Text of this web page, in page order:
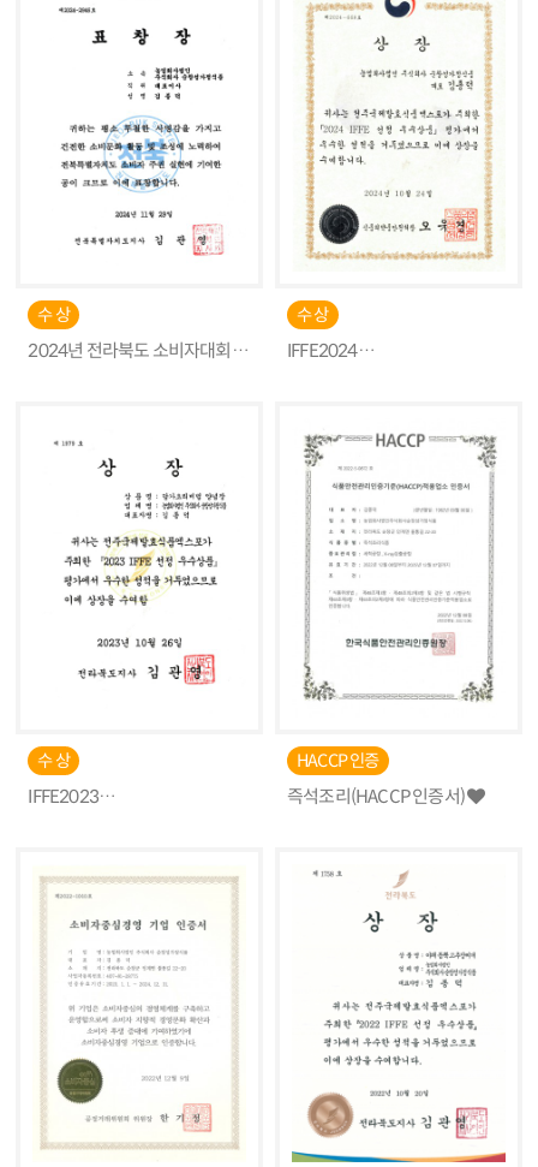
수 상
2024년 전라북도 소비자대회
수 상
IFFE2024
수 상
IFFE2023
HACCP 인증
즉석조리(HACCP 인증서)